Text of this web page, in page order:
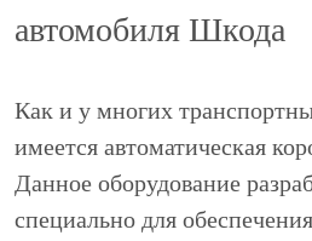
автомобиля Шкода
Как и у многих
имеется автоматическая
Данное оборудование
специально для